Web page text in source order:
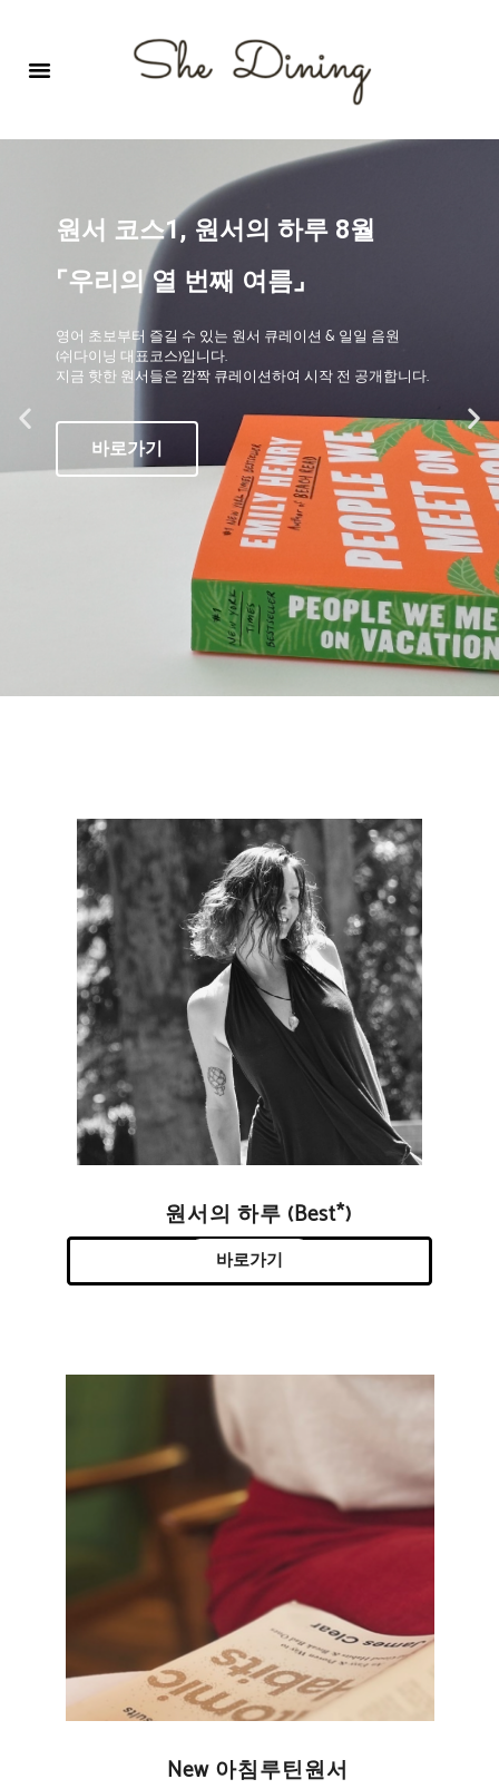
원서 코스1, 원서의 하루 8월
⌜우리의 열 번째 여름⌟
영어 초보부터 즐길 수 있는 원서 큐레이션 & 일일 음원
(쉬다이닝 대표코스)입니다.
지금 핫한 원서들은 깜짝 큐레이션하여 시작 전 공개합니다.
바로가기
원서의 하루 (Best*)
바로가기
New 아침루틴원서